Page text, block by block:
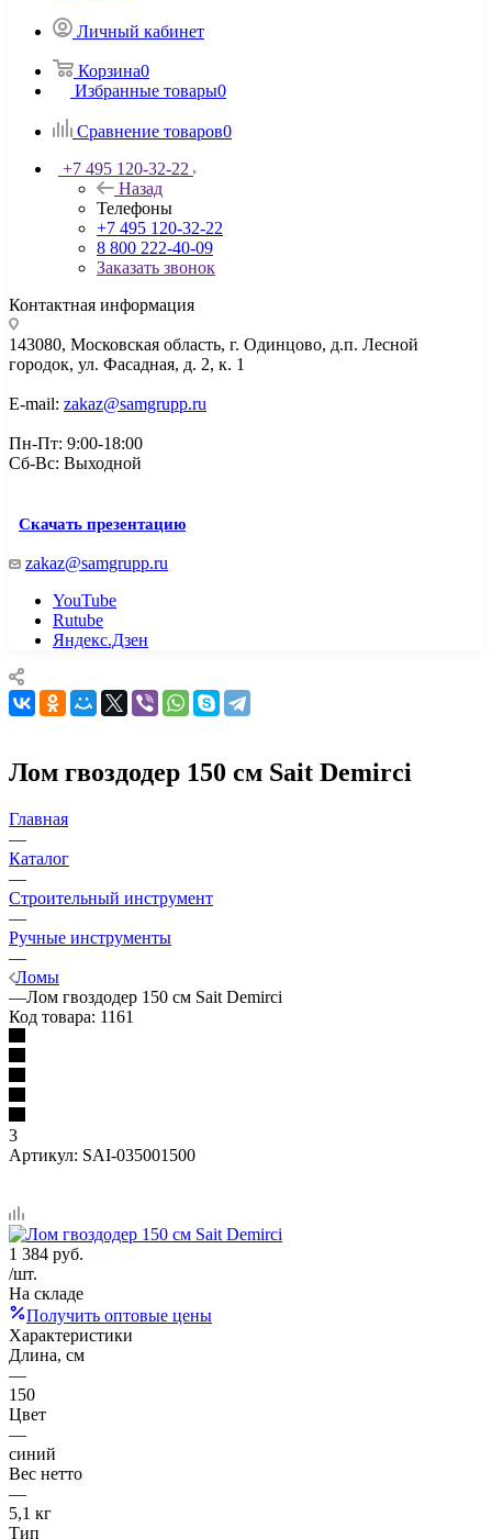
Личный кабинет
Корзина0
Избранные товары0
Сравнение товаров0
+7 495 120-32-22
Назад
Телефоны
+7 495 120-32-22
8 800 222-40-09
Заказать звонок
Контактная информация
143080, Mосковская область, г. Одинцово, д.п. Лесной
городок, ул. Фасадная, д. 2, к. 1
E-mail: zakaz@samgrupp.ru
Пн-Пт: 9:00-18:00
Сб-Вс: Выходной
Скачать презентацию
zakaz@samgrupp.ru
YouTube
Rutube
Яндекс.Дзен
Лом гвоздодер 150 см Sait Demirci
Главная
—
Каталог
—
Строительный инструмент
—
Ручные инструменты
—
Ломы
—Лом гвоздодер 150 см Sait Demirci
Код товара: 1161
3
Артикул: SAI-035001500
1 384 руб.
/шт.
На складе
Получить оптовые цены
Характеристики
Длина, см
—
150
Цвет
—
синий
Вес нетто
—
5,1 кг
Тип